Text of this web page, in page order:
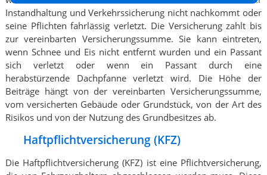
Instandhaltung und Verkehrssicherung nicht nachkommt oder
seine Pflichten fahrlässig verletzt. Die Versicherung zahlt bis
zur vereinbarten Versicherungssumme. Sie kann eintreten,
wenn Schnee und Eis nicht entfernt wurden und ein Passant
sich verletzt oder wenn ein Passant durch eine
herabstürzende Dachpfanne verletzt wird. Die Höhe der
Beiträge hängt von der vereinbarten Versicherungssumme,
vom versicherten Gebäude oder Grundstück, von der Art des
Risikos und von der Nutzung des Grundbesitzes ab.
Haftpflichtversicherung (KFZ)
Die Haftpflichtversicherung (KFZ) ist eine Pflichtversicherung,